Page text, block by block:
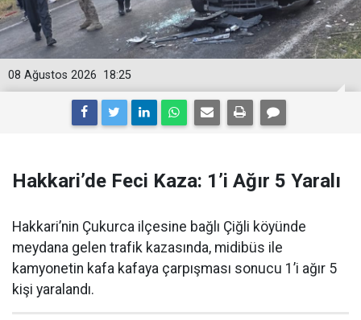
18:25
08 Ağustos 2026
Hakkari’de Feci Kaza: 1’i Ağır 5 Yaralı
Hakkari’nin Çukurca ilçesine bağlı Çiğli köyünde
meydana gelen trafik kazasında, midibüs ile
kamyonetin kafa kafaya çarpışması sonucu 1’i ağır 5
kişi yaralandı.